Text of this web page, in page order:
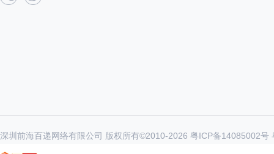
深圳前海百递网络有限公司 版权所有©2010-2026 粤ICP备14085002号